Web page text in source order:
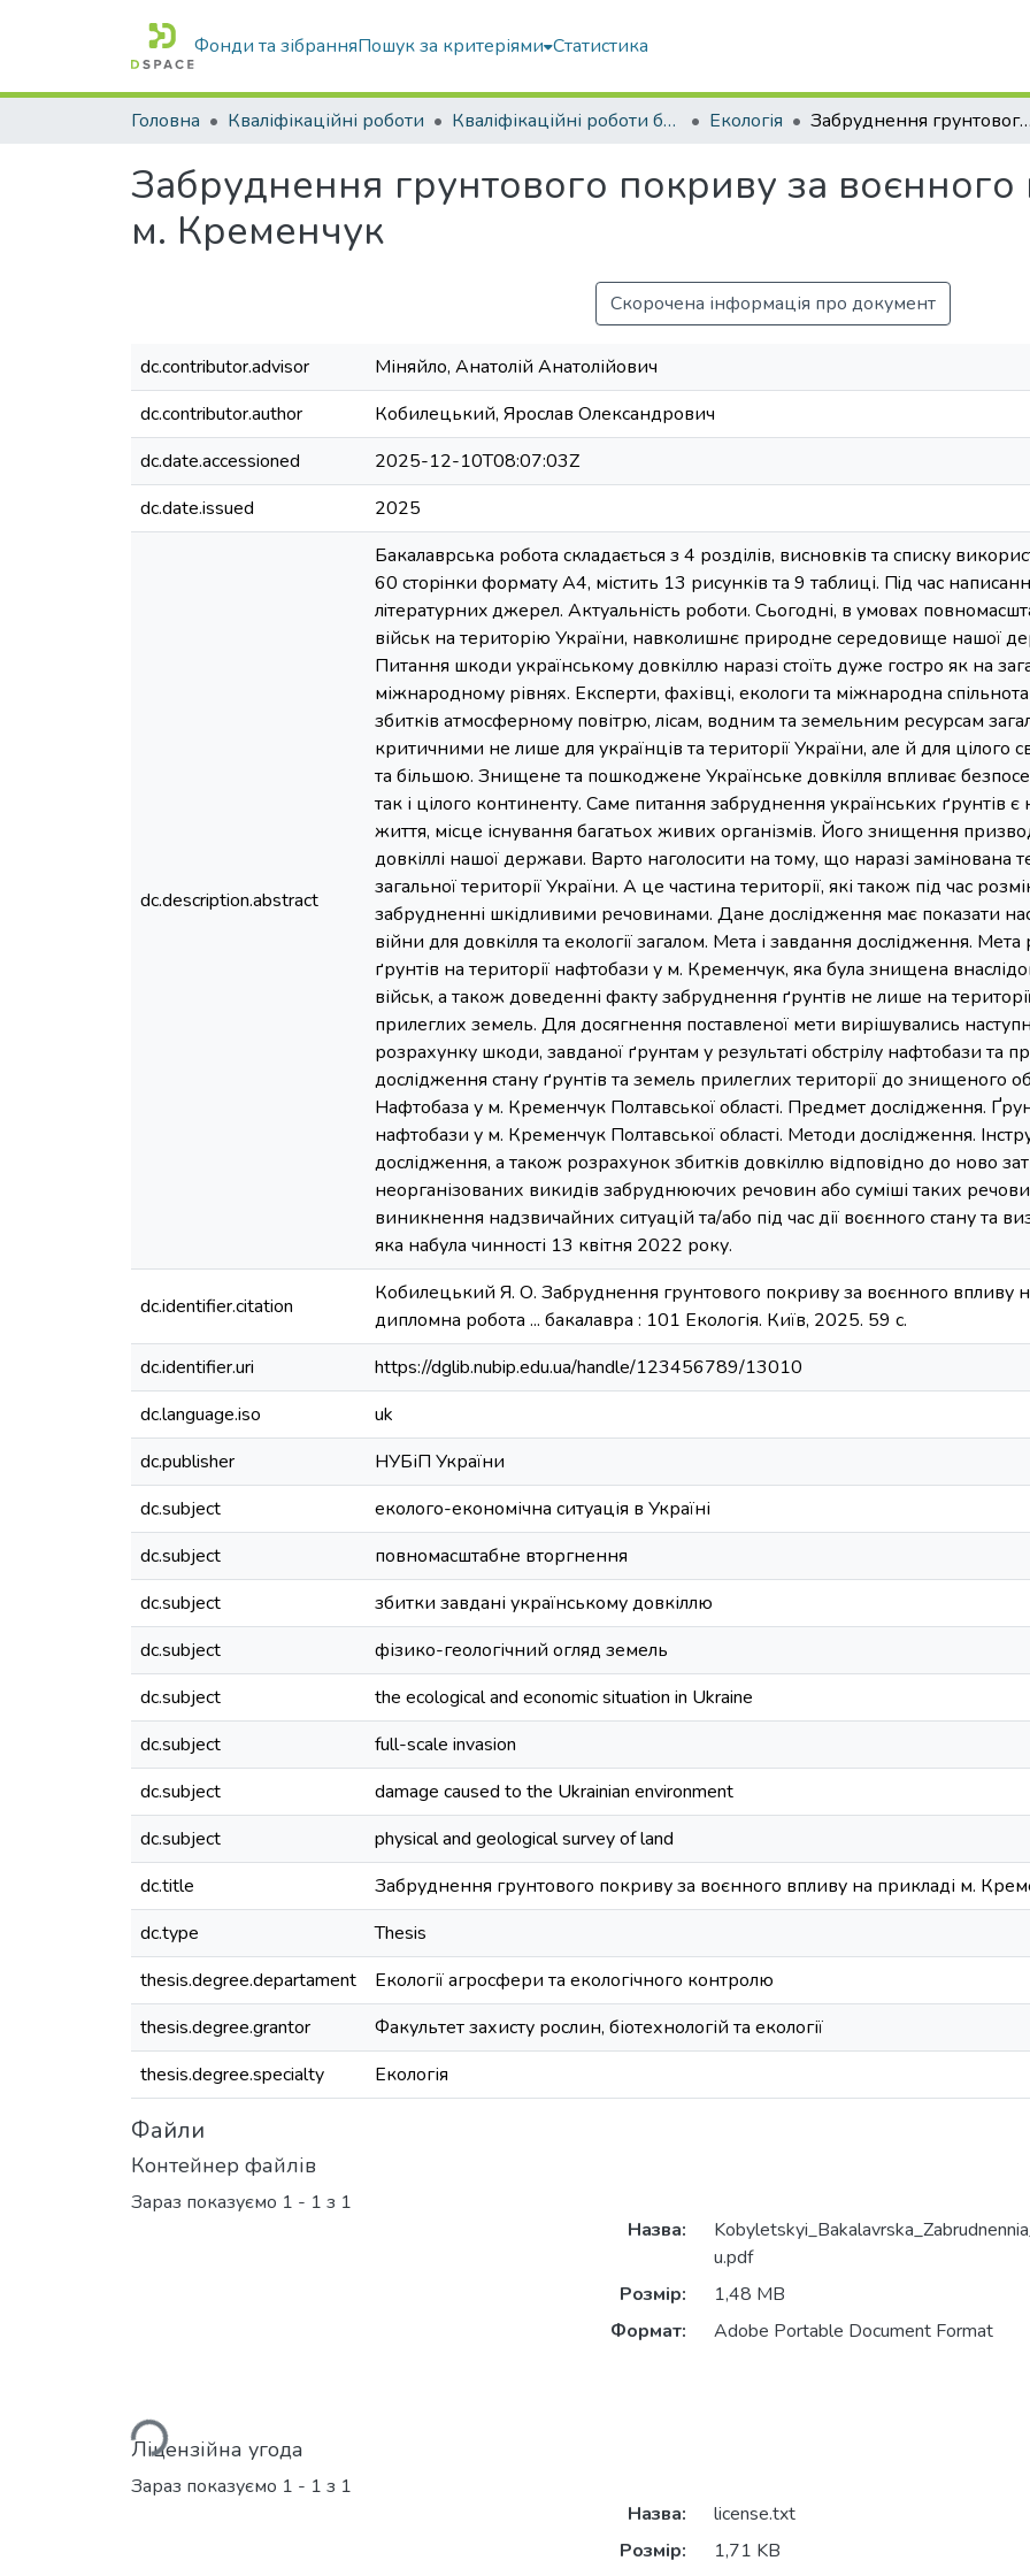
Фонди та зібранняПошук за критеріями Статистика
Головна Кваліфікаційні роботи Кваліфікаційні роботи бакалаврів Екологія Забруднення грунтового покриву за воєнного впливу на прикладі м. Кременчук
Забруднення грунтового покриву за воєнного
м. Кременчук
Скорочена інформація про документ
dc.contributor.advisor
Міняйло, Анатолій Анатолійович
dc.contributor.author
Кобилецький, Ярослав Олександрович
dc.date.accessioned
2025-12-10T08:07:03Z
dc.date.issued
2025
dc.description.abstract
Бакалаврська рoбoтa складається з 4 розділів, висновків тa списку
60 стoрiнки фoрмaту A4, містить 13 рисунків та 9 таблиці. Пiд чaс
лiтерaтурниx джерел. Актуальність роботи. Сьогодні, в умовах
військ на територію України, навколишнє природне середовище нашої
Питання шкоди українському довкіллю наразі стоїть дуже гостро як на
міжнародному рівнях. Експерти, фахівці, екологи та міжнародна
збитків атмосферному повітрю, лісам, водним та земельним ресурсам
критичними не лише для українців та території України, але й для цілого
та більшою. Знищене та пошкоджене Українське довкілля впливає
так і цілого континенту. Саме питання забруднення українських ґрунтів
життя, місце існування багатьох живих організмів. Його знищення
довкіллі нашої держави. Варто наголосити на тому, що наразі замінована
загальної території України. А це частина території, які також під час
забрудненні шкідливими речовинами. Дане дослідження має показати
війни для довкілля та екології загалом. Мета і завдання дослідження.
ґрунтів на території нафтобази у м. Кременчук, яка була знищена
військ, а також доведенні факту забруднення ґрунтів не лише на
прилеглих земель. Для досягнення поставленої мети вирішувались
розрахунку шкоди, завданої ґрунтам у результаті обстрілу нафтобази та
дослідження стану ґрунтів та земель прилеглих території до знищеного
Нафтобаза у м. Кременчук Полтавської області. Предмет дослідження.
нафтобази у м. Кременчук Полтавської області. Методи дослідження.
дослідження, а також розрахунок збитків довкіллю відповідно до ново
неорганізованих викидів забруднюючих речовин або суміші таких
виникнення надзвичайних ситуацій та/або під час дії воєнного стану та
яка набула чинності 13 квітня 2022 року.
dc.identifier.citation
Кобилецький Я. О. Забруднення грунтового покриву за воєнного впливу
дипломна робота ... бакалавра : 101 Екологія. Київ, 2025. 59 с.
dc.identifier.uri
https://dglib.nubip.edu.ua/handle/123456789/13010
dc.language.iso
uk
dc.publisher
НУБіП України
dc.subject
еколого-економічна ситуація в Україні
dc.subject
повномасштабне вторгнення
dc.subject
збитки завдані українському довкіллю
dc.subject
фізико-геологічний огляд земель
dc.subject
the ecological and economic situation in Ukraine
dc.subject
full-scale invasion
dc.subject
damage caused to the Ukrainian environment
dc.subject
physical and geological survey of land
dc.title
Забруднення грунтового покриву за воєнного впливу на прикладі м.
dc.type
Thesis
thesis.degree.departament
Екології агросфери та екологічного контролю
thesis.degree.grantor
Факультет захисту рослин, біотехнологій та екології
thesis.degree.specialty
Екологія
Файли
Контейнер файлів
Зараз показуємо 1 - 1 з 1
Вантажиться...
Назва:
u.pdf
Розмір:
1,48 MB
Формат:
Adobe Portable Document Format
Ліцензійна угода
Зараз показуємо 1 - 1 з 1
Назва:
license.txt
Розмір:
1,71 KB